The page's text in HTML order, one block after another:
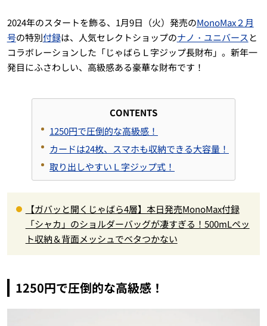
2024年のスタートを飾る、1月9日（火）発売のMonoMax２月
号の特別付録は、人気セレクトショップのナノ・ユニバース と
コラボレーションした「じゃばらＬ字ジップ長財布」。新年一
発目にふさわしい、高級感ある豪華な財布です！
CONTENTS
1250円で圧倒的な高級感！
カードは24枚、スマホも収納できる大容量！
取り出しやすいＬ字ジップ式！
【ガバッと開くじゃばら4層】本日発売MonoMax付録
「シャカ」のショルダーバッグが凄すぎる！500mLペッ
ト収納＆背面メッシュでベタつかない
1250円で圧倒的な高級感！